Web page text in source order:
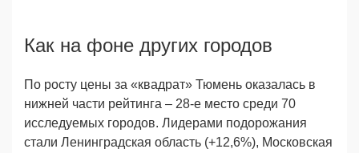
Как на фоне других городов
По росту цены за «квадрат» Тюмень оказалась в
нижней части рейтинга – 28-е место среди 70
исследуемых городов. Лидерами подорожания
стали Ленинградская область (+12,6%), Московская